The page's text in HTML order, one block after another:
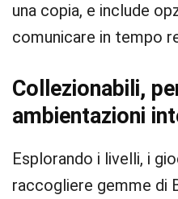
una copia, e include
comunicare in tempo
Collezionabili,
ambientazioni
Esplorando i livelli, i
raccogliere gemme di